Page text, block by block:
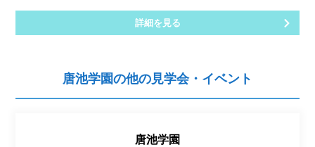
詳細を見る
唐池学園の他の見学会・イベント
唐池学園